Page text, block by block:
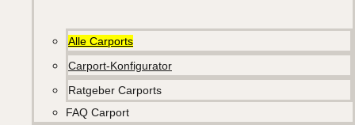
Alle Carports
Carport-Konfigurator
Ratgeber Carports
FAQ Carport